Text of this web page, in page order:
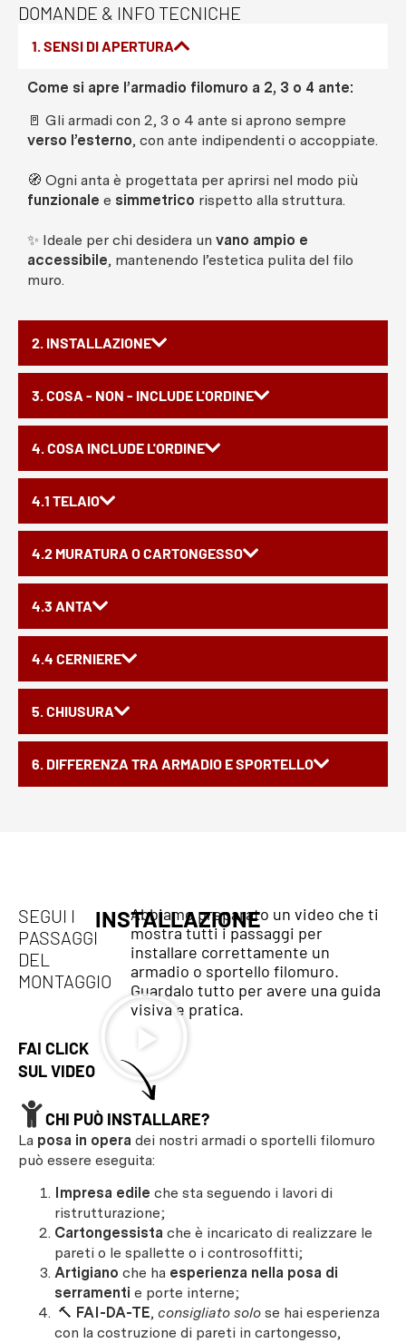
DOMANDE & INFO TECNICHE
1. SENSI DI APERTURA
2. INSTALLAZIONE
3. COSA - NON - INCLUDE L'ORDINE
4. COSA INCLUDE L'ORDINE
4.1 TELAIO
4.2 MURATURA O CARTONGESSO
4.3 ANTA
4.4 CERNIERE
5. CHIUSURA
6. DIFFERENZA TRA ARMADIO E SPORTELLO
Come si apre l’armadio filomuro a 2, 3 o 4 ante:
🚪 Gli armadi con 2, 3 o 4 ante si aprono sempre
verso l’esterno, con ante indipendenti o accoppiate.
🧭 Ogni anta è progettata per aprirsi nel modo più
funzionale e simmetrico rispetto alla struttura.
✨ Ideale per chi desidera un vano ampio e
accessibile, mantenendo l’estetica pulita del filo
muro.
SEGUI I
PASSAGGI
DEL
MONTAGGIO
INSTALLAZIONE
Abbiamo preparato un video che ti
mostra tutti i passaggi per
installare correttamente un
armadio o sportello filomuro.
Guardalo tutto per avere una guida
visiva e pratica.
FAI CLICK
SUL VIDEO
CHI PUÒ INSTALLARE?
La posa in opera dei nostri armadi o sportelli filomuro
può essere eseguita:
Impresa edile che sta seguendo i lavori di
ristrutturazione;
Cartongessista che è incaricato di realizzare le
pareti o le spallette o i controsoffitti;
Artigiano che ha esperienza nella posa di
serramenti e porte interne;
🔨 FAI-DA-TE, consigliato solo se hai esperienza
con la costruzione di pareti in cartongesso,